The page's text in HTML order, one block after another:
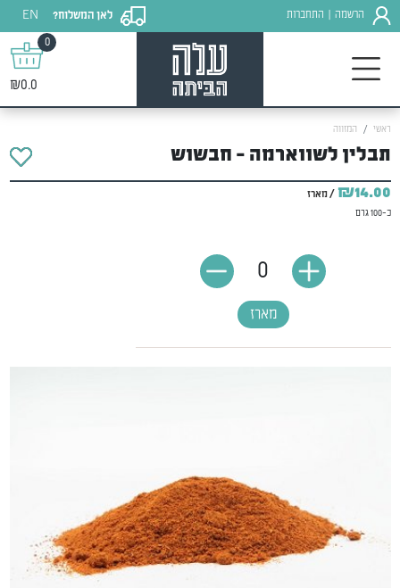
הרשמה התחברות לאן המשלוח?
EN
0
₪0.0
ראשי המזווה
תבלין לשווארמה - חבשוש
₪14.00 / מארז
כ-100 גרם
מארז
0